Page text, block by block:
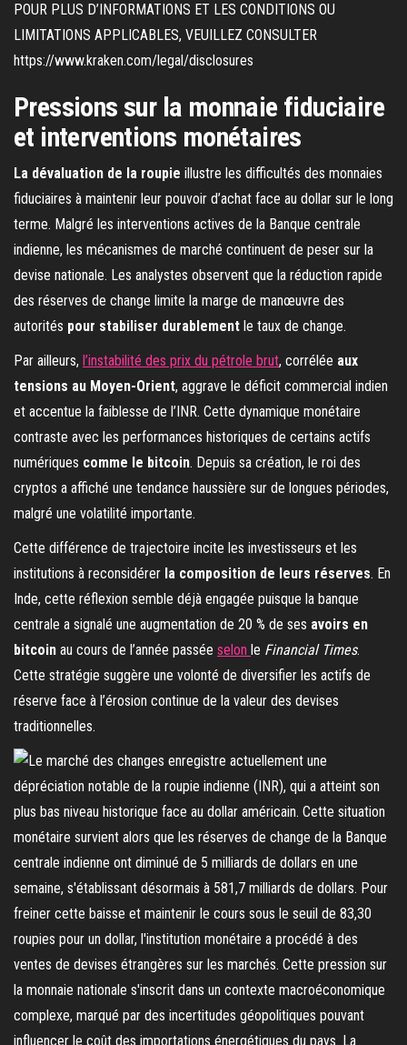
POUR PLUS D’INFORMATIONS ET LES CONDITIONS OU
LIMITATIONS APPLICABLES, VEUILLEZ CONSULTER
https://www.kraken.com/legal/disclosures
Pressions sur la monnaie fiduciaire
et interventions monétaires
La dévaluation de la roupie illustre les difficultés des monnaies
fiduciaires à maintenir leur pouvoir d’achat face au dollar sur le long
terme. Malgré les interventions actives de la Banque centrale
indienne, les mécanismes de marché continuent de peser sur la
devise nationale. Les analystes observent que la réduction rapide
des réserves de change limite la marge de manœuvre des
autorités pour stabiliser durablement le taux de change.
Par ailleurs, l’instabilité des prix du pétrole brut, corrélée aux
tensions au Moyen-Orient, aggrave le déficit commercial indien
et accentue la faiblesse de l’INR. Cette dynamique monétaire
contraste avec les performances historiques de certains actifs
numériques comme le bitcoin. Depuis sa création, le roi des
cryptos a affiché une tendance haussière sur de longues périodes,
malgré une volatilité importante.
Cette différence de trajectoire incite les investisseurs et les
institutions à reconsidérer la composition de leurs réserves. En
Inde, cette réflexion semble déjà engagée puisque la banque
centrale a signalé une augmentation de 20 % de ses avoirs en
bitcoin au cours de l’année passée selon le Financial Times.
Cette stratégie suggère une volonté de diversifier les actifs de
réserve face à l’érosion continue de la valeur des devises
traditionnelles.